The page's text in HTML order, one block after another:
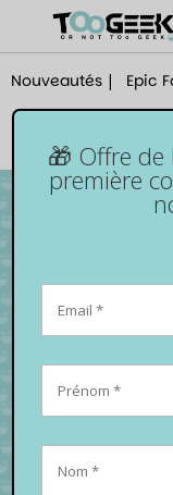
Nouveautés Epic
🎁 Offre de
première